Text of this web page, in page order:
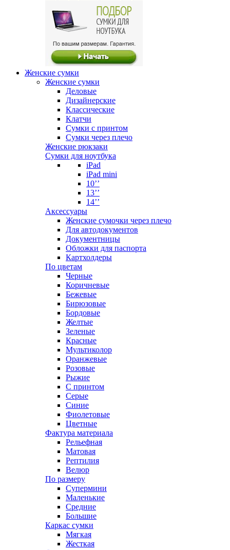
Женские сумки
Женские сумки
Деловые
Дизайнерские
Классические
Клатчи
Сумки с принтом
Сумки через плечо
Женские рюкзаки
Сумки для ноутбука
iPad
iPad mini
10’’
13’’
14’’
Аксессуары
Женские сумочки через плечо
Для автодокументов
Документницы
Обложки для паспорта
Картхолдеры
По цветам
Черные
Коричневые
Бежевые
Бирюзовые
Бордовые
Желтые
Зеленые
Красные
Мультиколор
Оранжевые
Розовые
Рыжие
С принтом
Серые
Синие
Фиолетовые
Цветные
Фактура материала
Рельефная
Матовая
Рептилия
Велюр
По размеру
Супермини
Маленькие
Средние
Большие
Каркас сумки
Мягкая
Жесткая